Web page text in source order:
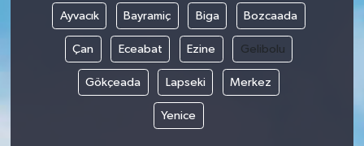
Ayvacık Bayramiç Biga Bozcaada
Çan Eceabat Ezine Gelibolu
Gökçeada Lapseki Merkez
Yenice